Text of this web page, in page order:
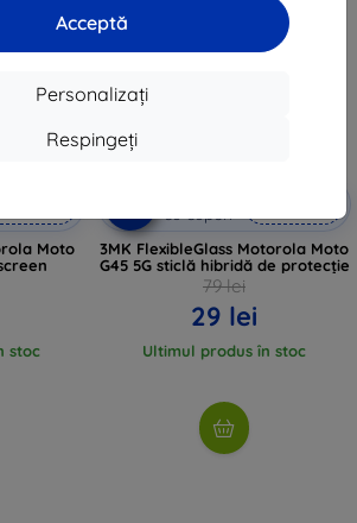
Acceptă
Personalizați
Respingeți
Moto
stoc
3MK FlexibleGlass Motorola Moto
G45 5G sticlă hibridă de protecție
79 lei
29 lei
Ultimul produs în stoc